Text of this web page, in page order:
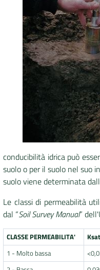
conducibilità idrica può
suolo o per il suolo nel suo
suolo viene determinata
Le classi di permeabilità
dal “Soil Survey Manual”
CLASSE PERMEABILITA'
1 - Molto bassa